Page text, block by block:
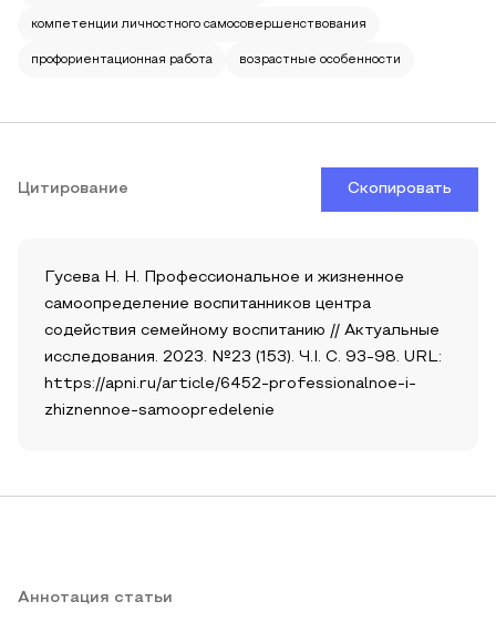
компетенции личностного самосовершенствования
профориентационная работа возрастные особенности
Цитирование Скопировать
Гусева Н. Н. Профессиональное и жизненное
самоопределение воспитанников центра
содействия семейному воспитанию // Актуальные
исследования. 2023. №23 (153). Ч.I. С. 93-98. URL:
https://apni.ru/article/6452-professionalnoe-i-
zhiznennoe-samoopredelenie
Аннотация статьи